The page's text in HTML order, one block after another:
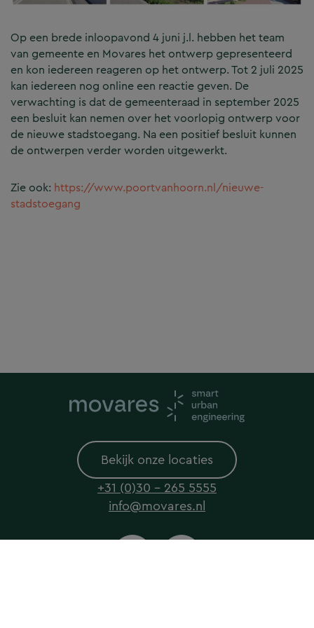
Op een brede inloopavond 4 juni j.l. hebben het team
van gemeente en Movares het ontwerp gepresenteerd
en kon iedereen reageren op het ontwerp. Tot 2 juli 2025
kan iedereen nog online een reactie geven. De
verwachting is dat de gemeenteraad in september 2025
een besluit kan nemen over het voorlopig ontwerp voor
de nieuwe stadstoegang. Na een positief besluit kunnen
de ontwerpen verder worden uitgewerkt.
Zie ook: https://www.poortvanhoorn.nl/nieuwe-
stadstoegang
Bekijk onze locaties
+31 (0)30 - 265 5555
info@movares.nl